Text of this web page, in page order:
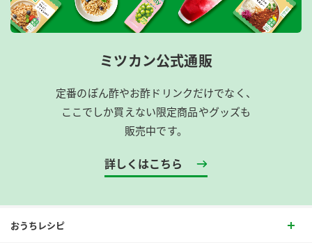
ミツカン公式通販
定番のぽん酢やお酢ドリンクだけでなく、
ここでしか買えない限定商品やグッズも
販売中です。
詳しくはこちら
おうちレシピ